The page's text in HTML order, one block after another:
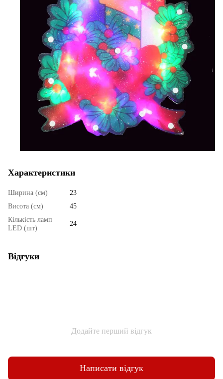
Характеристики
Ширина (см)
23
Висота (см)
45
Кількість ламп
LED (шт)
24
Відгуки
Додайте перший відгук
Написати відгук